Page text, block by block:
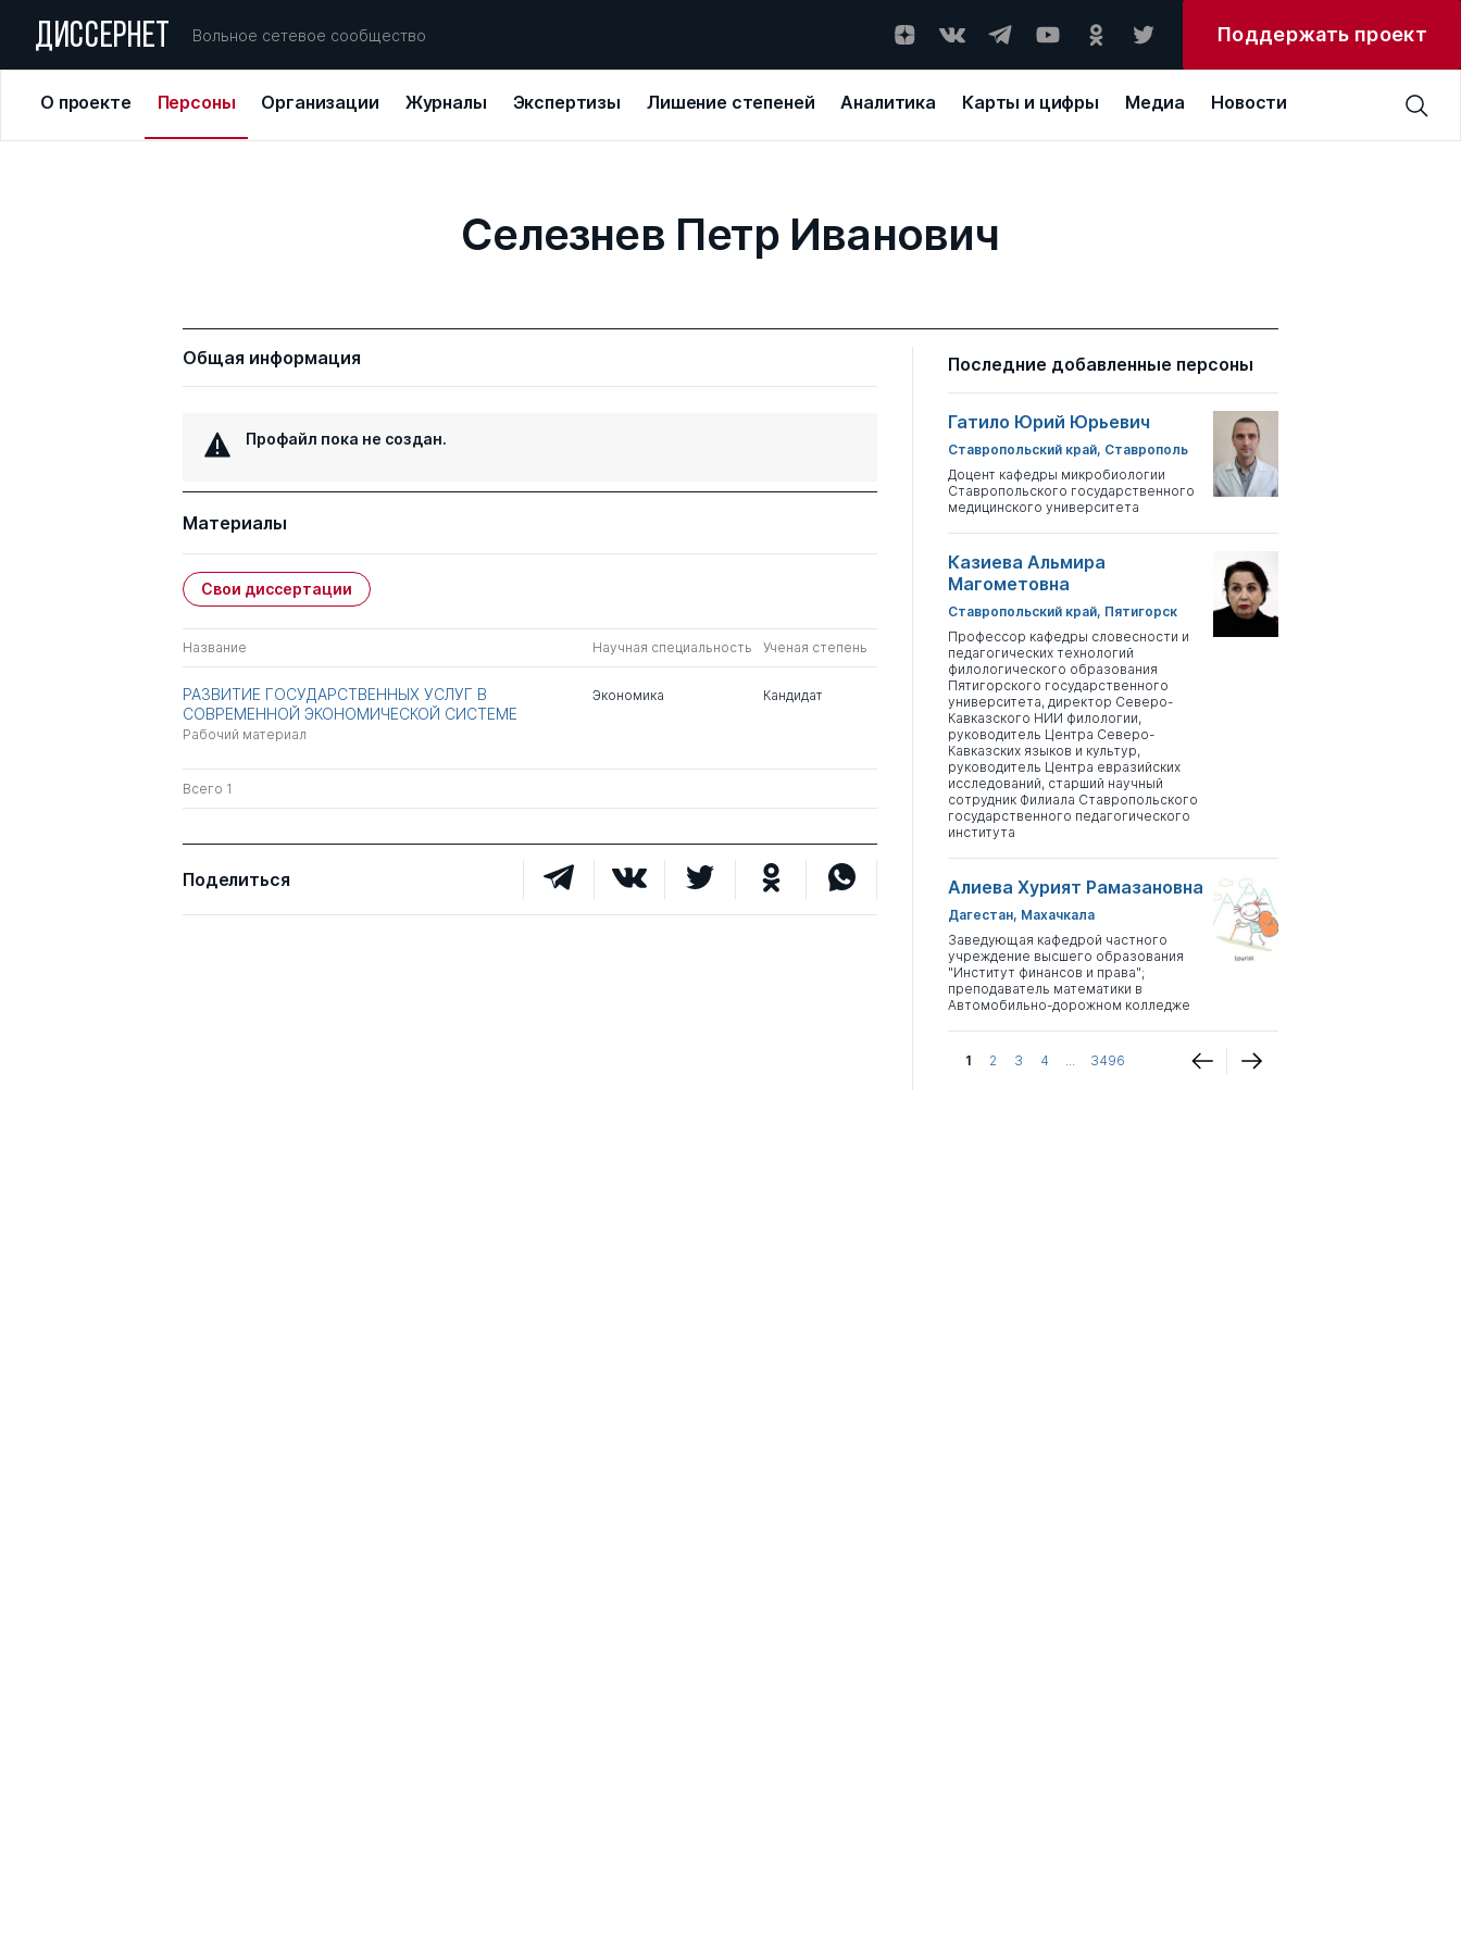
ДИССЕРНЕТ Вольное сетевое сообщество Поддержать проект
О проекте Персоны Организации Журналы Экспертизы Лишение степеней Аналитика Карты и цифры Медиа Новости
Селезнев Петр Иванович
Общая информация
Профайл пока не создан.
Материалы
Свои диссертации
Название Научная специальность Ученая степень
РАЗВИТИЕ ГОСУДАРСТВЕННЫХ УСЛУГ В
СОВРЕМЕННОЙ ЭКОНОМИЧЕСКОЙ СИСТЕМЕ
Рабочий материал
Экономика Кандидат
Всего 1
Поделиться
Последние добавленные персоны
Гатило Юрий Юрьевич
Ставропольский край, Ставрополь
Доцент кафедры микробиологии
Ставропольского государственного
медицинского университета
Казиева Альмира
Магометовна
Ставропольский край, Пятигорск
Профессор кафедры словесности и
педагогических технологий
филологического образования
Пятигорского государственного
университета, директор Северо-
Кавказского НИИ филологии,
руководитель Центра Северо-
Кавказских языков и культур,
руководитель Центра евразийских
исследований, старший научный
сотрудник Филиала Ставропольского
государственного педагогического
института
Алиева Хурият Рамазановна
Дагестан, Махачкала
Заведующая кафедрой частного
учреждение высшего образования
"Институт финансов и права";
преподаватель математики в
Автомобильно-дорожном колледже
1 2 3 4 ... 3496